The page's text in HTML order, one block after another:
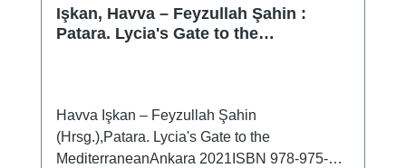
Işkan, Havva – Feyzullah Şahin :
Patara. Lycia's Gate to the
Havva Işkan – Feyzullah Şahin
(Hrsg.),Patara. Lycia's Gate to the
MediterraneanAnkara 2021ISBN 978-975-17-